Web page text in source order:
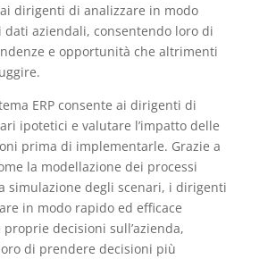
ai dirigenti di analizzare in modo
aziendali, consentendo loro di
e opportunità che altrimenti
ERP consente ai dirigenti di
ipotetici e valutare l’impatto delle
prima di implementarle. Grazie a
la modellazione dei processi
simulazione degli scenari, i dirigenti
in modo rapido ed efficace
proprie decisioni sull’azienda,
di prendere decisioni più